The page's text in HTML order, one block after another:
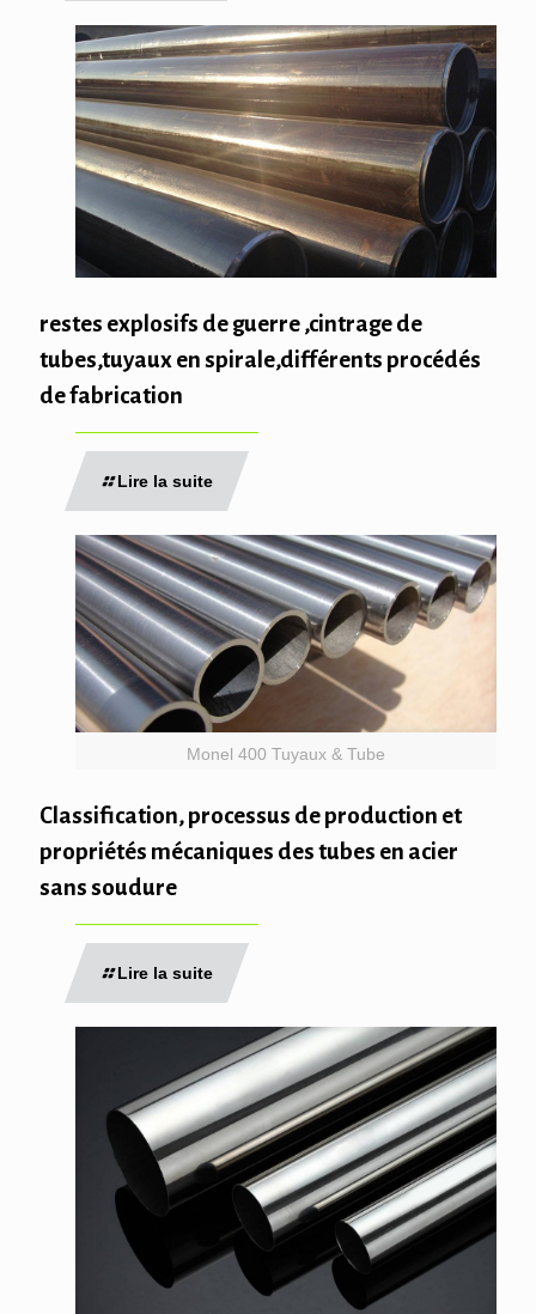
restes explosifs de guerre ,cintrage de
tubes,tuyaux en spirale,différents procédés
de fabrication
Lire la suite
Monel 400 Tuyaux & Tube
Classification, processus de production et
propriétés mécaniques des tubes en acier
sans soudure
Lire la suite